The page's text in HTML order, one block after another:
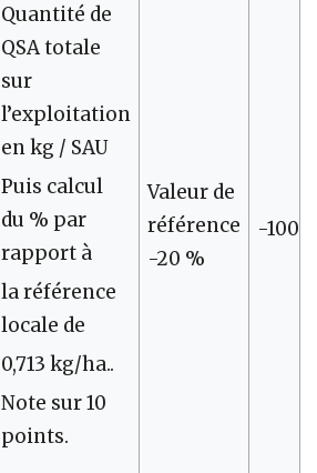
Quantité de
QSA totale
sur
l’exploitation
en kg / SAU
Puis calcul
du % par
rapport à
la référence
locale de
0,713 kg/ha..
Note sur 10
points.
Valeur de
référence
-20 %
-